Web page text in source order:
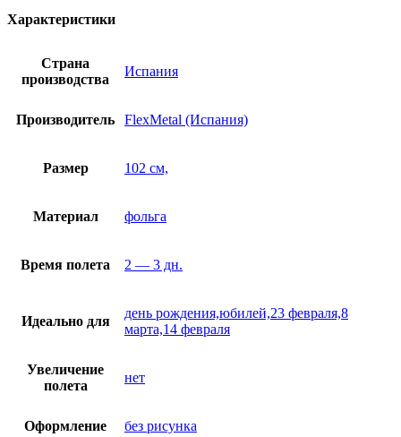
Характеристики
Страна
производства
Испания
Производитель FlexMetal (Испания)
Размер 102 см,
Материал фольга
Время полета 2 — 3 дн.
Идеально для
день рождения,юбилей,23 февраля,8
марта,14 февраля
Увеличение
полета
нет
Оформление без рисунка